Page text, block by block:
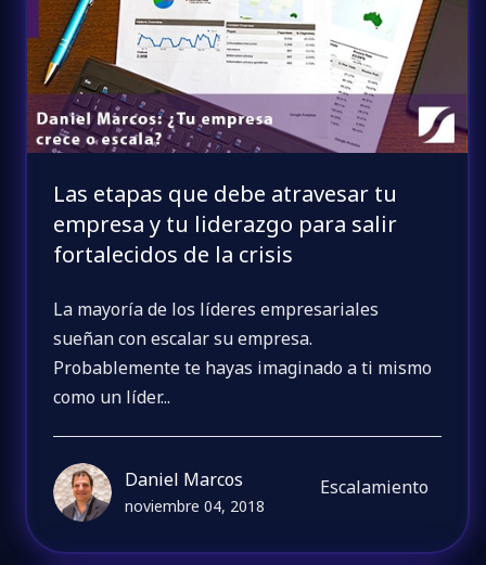
Las etapas que debe atravesar tu
empresa y tu liderazgo para salir
fortalecidos de la crisis
La mayoría de los líderes empresariales
sueñan con escalar su empresa.
Probablemente te hayas imaginado a ti mismo
como un líder...
Daniel Marcos
noviembre 04, 2018
Escalamiento